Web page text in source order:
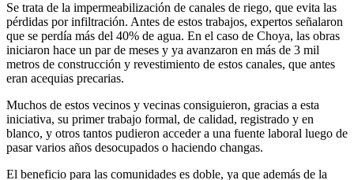
Se trata de la impermeabilización de canales de riego, que evita las
pérdidas por infiltración. Antes de estos trabajos, expertos señalaron
que se perdía más del 40% de agua. En el caso de Choya, las obras
iniciaron hace un par de meses y ya avanzaron en más de 3 mil
metros de construcción y revestimiento de estos canales, que antes
eran acequias precarias.
Muchos de estos vecinos y vecinas consiguieron, gracias a esta
iniciativa, su primer trabajo formal, de calidad, registrado y en
blanco, y otros tantos pudieron acceder a una fuente laboral luego de
pasar varios años desocupados o haciendo changas.
El beneficio para las comunidades es doble, ya que además de la